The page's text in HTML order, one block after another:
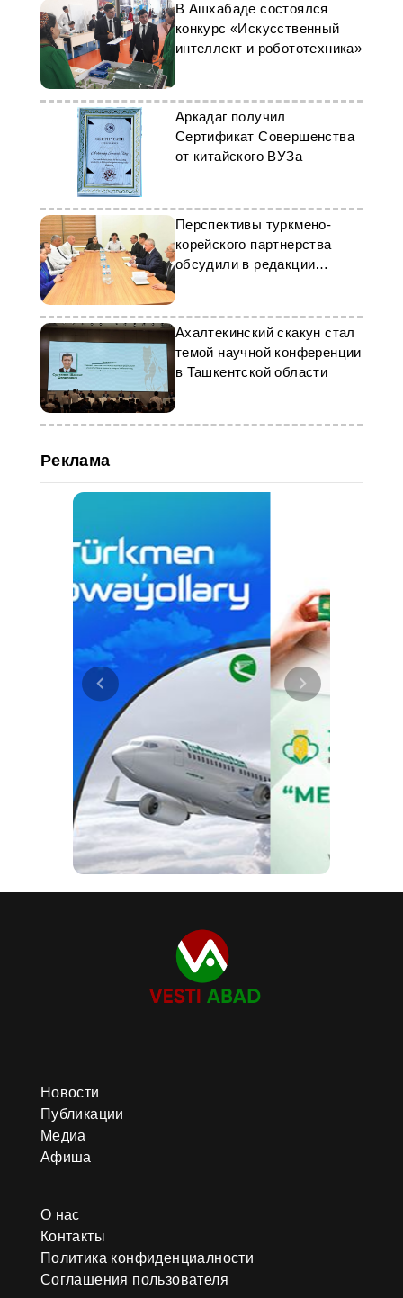
В Ашхабаде состоялся
конкурс «Искусственный
интеллект и робототехника»
Аркадаг получил
Сертификат Совершенства
от китайского ВУЗа
Перспективы туркмено-
корейского партнерства
обсудили в редакции
«Nebit-Gaz»
Ахалтекинский скакун стал
темой научной конференции
в Ташкентской области
Реклама
Новости
Публикации
Медиа
Афиша
О нас
Контакты
Политика конфиденциалности
Соглашения пользователя